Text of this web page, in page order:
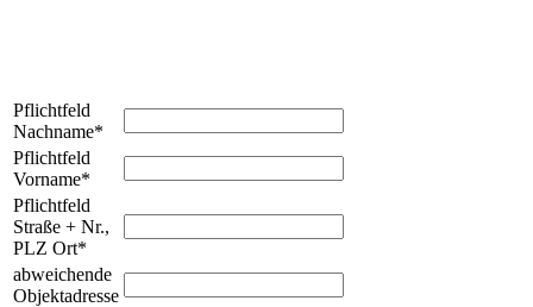
Pflichtfeld
Nachname*
Pflichtfeld
Vorname*
Pflichtfeld
Straße + Nr.,
PLZ Ort*
abweichende
Objektadresse